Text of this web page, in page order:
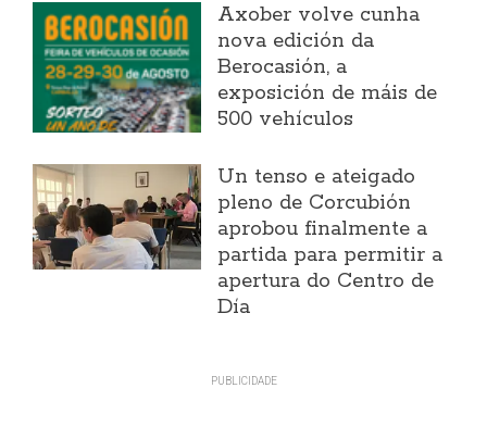
Axober volve cunha
nova edición da
Berocasión, a
exposición de máis de
500 vehículos
Un tenso e ateigado
pleno de Corcubión
aprobou finalmente a
partida para permitir a
apertura do Centro de
Día